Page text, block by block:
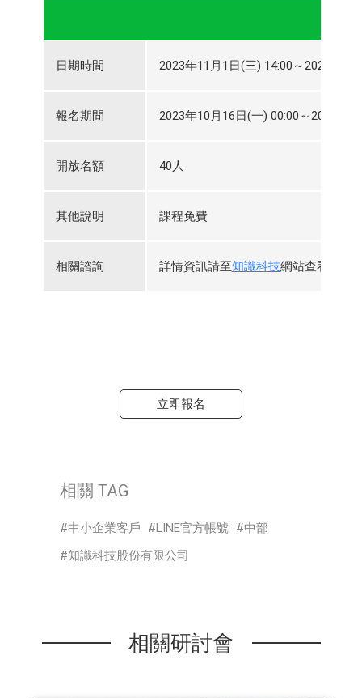
日期時間 2023年11月1日(三) 14:00～2023年11
報名期間 2023年10月16日(一) 00:00～2023年
開放名額 40人
其他說明 課程免費
相關諮詢 詳情資訊請至知識科技網站查看，或
立即報名
相關 TAG
中小企業客戶 LINE官方帳號
中部
知識科技股份有限公司
相關研討會